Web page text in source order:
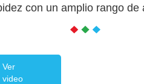
con un amplio rango de
Ver
video